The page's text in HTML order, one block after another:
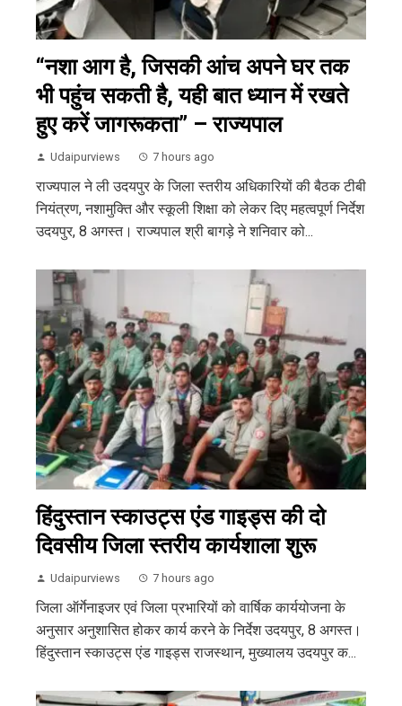
“नशा आग है, जिसकी आंच अपने घर तक
भी पहुंच सकती है, यही बात ध्यान में रखते
हुए करें जागरूकता” – राज्यपाल
Udaipurviews 7 hours ago
राज्यपाल ने ली उदयपुर के जिला स्तरीय अधिकारियों की बैठक टीबी
नियंत्रण, नशामुक्ति और स्कूली शिक्षा को लेकर दिए महत्वपूर्ण निर्देश
उदयपुर, 8 अगस्त। राज्यपाल श्री बागड़े ने शनिवार को...
हिंदुस्तान स्काउट्स एंड गाइड्स की दो
दिवसीय जिला स्तरीय कार्यशाला शुरू
Udaipurviews 7 hours ago
जिला ऑर्गेनाइजर एवं जिला प्रभारियों को वार्षिक कार्ययोजना के
अनुसार अनुशासित होकर कार्य करने के निर्देश उदयपुर, 8 अगस्त।
हिंदुस्तान स्काउट्स एंड गाइड्स राजस्थान, मुख्यालय उदयपुर क...